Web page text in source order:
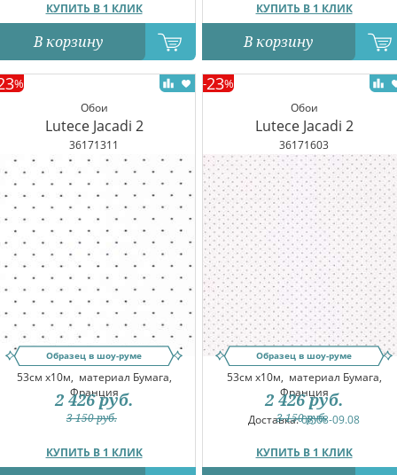
КУПИТЬ В 1 КЛИК
В корзину
КУПИТЬ В 1 КЛИК
В корзину
Обои
Lutece Jacadi 2
36171311
%
Образец в шоу-руме
53см x10м, материал Бумага,
Франция
КУПИТЬ В 1 КЛИК
3 150руб.
2 426 руб.
Обои
Lutece Jacadi 2
36171603
-23%
Образец в шоу-руме
53см x10м, материал Бумага,
Франция
Доставка:08.08-09.08
КУПИТЬ В 1 КЛИК
3 150руб.
2 426 руб.